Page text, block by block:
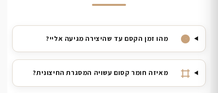
מהו זמן הקסם עד שהיצירה מגיעה אליי?
מאיזה חומר קסום עשויה המסגרת החיצונית?